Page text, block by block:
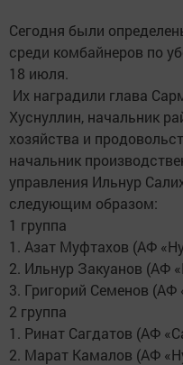
Сегодня были
среди комбайнеров по
18 июля.
Их наградили глава
Хуснуллин, начальник
хозяйства и
начальник
управления Ильнур
следующим образом:
1 группа
1. Азат Муфтахов (АФ
2. Ильнур Закуанов (АФ
3. Григорий Семенов (АФ
2 группа
1. Ринат Сагдатов (АФ
2. Марат Камалов (АФ